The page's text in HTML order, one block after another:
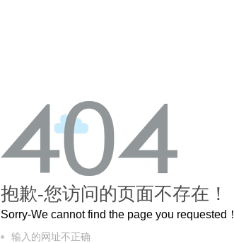
抱歉-您访问的页面不存在！
Sorry-We cannot find the page you requested！
输入的网址不正确